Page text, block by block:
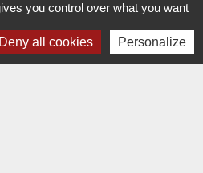
you control over what you want
Deny all cookies Personalize